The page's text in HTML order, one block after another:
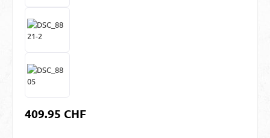
Regulärer Preis:
409.95 CHF